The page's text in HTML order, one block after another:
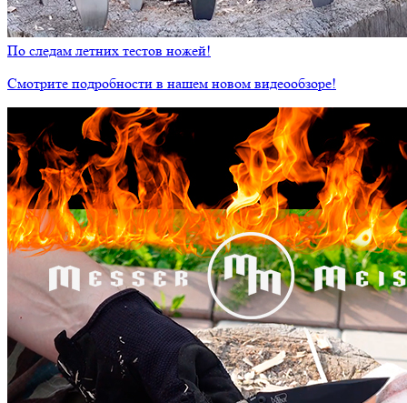
По следам летних тестов ножей!
Смотрите подробности в нашем новом видеообзоре!